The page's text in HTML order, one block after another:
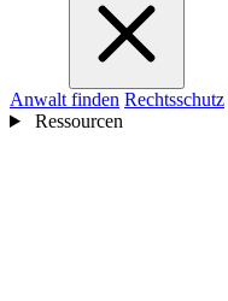
Anwalt finden Rechtsschutz
Ressourcen